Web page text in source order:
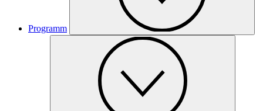
Programm